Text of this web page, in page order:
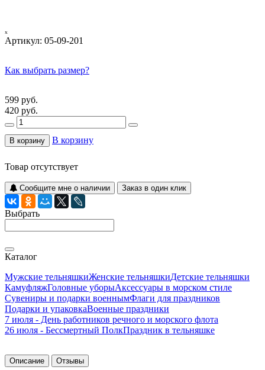
ₓ
Артикул: 05-09-201
Как выбрать размер?
599 руб.
420 руб.
В корзину В корзину
Товар отсутствует
Сообщите мне о наличии Заказ в один клик
Выбрать
Каталог
Мужские тельняшкиЖенские тельняшкиДетские тельняшки
КамуфляжГоловные уборыАксессуары в морском стиле
Сувениры и подарки военнымФлаги для праздников
Подарки и упаковкаВоенные праздники
7 июля - День работников речного и морского флота
26 июля - Бессмертный ПолкПраздник в тельняшке
Описание Отзывы